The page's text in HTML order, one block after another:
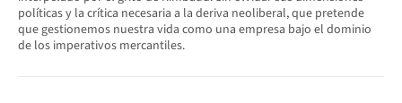
políticas y la crítica necesaria a la deriva neoliberal, que pretende
que gestionemos nuestra vida como una empresa bajo el dominio
de los imperativos mercantiles.